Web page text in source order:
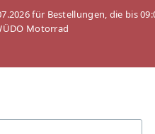
für Bestellungen, die bis
Motorrad